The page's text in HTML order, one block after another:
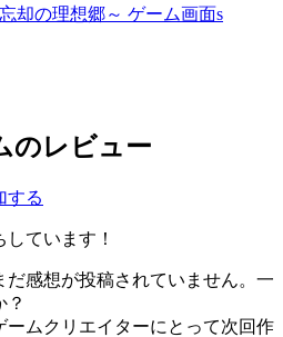
のレビュー
する
ています！
だ感想が投稿されていません。一
？
ムクリエイターにとって次回作